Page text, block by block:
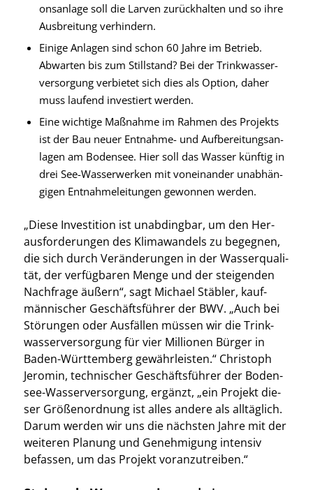
ons­an­la­ge soll die Lar­ven zurück­hal­ten und so ihre
Aus­brei­tung ver­hin­dern.
Eini­ge Anla­gen sind schon 60 Jah­re im Betrieb.
Abwar­ten bis zum Still­stand? Bei der Trink­was­ser­
ver­sor­gung ver­bie­tet sich dies als Opti­on, daher
muss lau­fend inves­tiert wer­den.
Eine wich­ti­ge Maß­nah­me im Rah­men des Pro­jekts
ist der Bau neu­er Ent­nah­me- und Auf­be­rei­tungs­an­
la­gen am Boden­see. Hier soll das Was­ser künf­tig in
drei See-Was­ser­wer­ken mit von­ein­an­der unab­hän­
gi­gen Ent­nah­me­lei­tun­gen gewon­nen wer­den.
„Die­se Inves­ti­ti­on ist unab­ding­bar, um den Her­
aus­for­de­run­gen des Kli­ma­wan­dels zu begeg­nen,
die sich durch Ver­än­de­run­gen in der Was­ser­qua­li­
tät, der ver­füg­ba­ren Men­ge und der stei­gen­den
Nach­fra­ge äußern“, sagt Micha­el Stäb­ler, kauf­
män­ni­scher Geschäfts­füh­rer der BWV. „Auch bei
Stö­run­gen oder Aus­fäl­len müs­sen wir die Trink­
was­ser­ver­sor­gung für vier Mil­lio­nen Bür­ger in
Baden-Würt­tem­berg gewähr­leis­ten.“ Chris­toph
Jero­min, tech­ni­scher Geschäfts­füh­rer der Boden­
see-Was­ser­ver­sor­gung, ergänzt, „ein Pro­jekt die­
ser Grö­ßen­ord­nung ist alles ande­re als all­täg­lich.
Dar­um wer­den wir uns die nächs­ten Jah­re mit der
wei­te­ren Pla­nung und Geneh­mi­gung inten­siv
befas­sen, um das Pro­jekt vor­an­zu­trei­ben.“